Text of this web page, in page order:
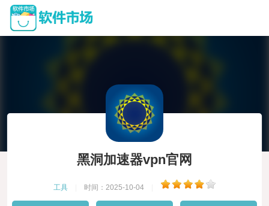
黑洞加速器vpn官网
工具 时间：2025-10-04